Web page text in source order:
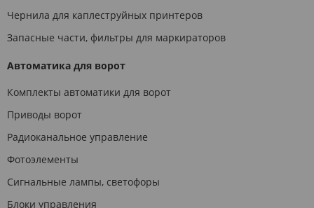
Чернила для каплеструйных принтеров
Запасные части, фильтры для маркираторов
Автоматика для ворот
Комплекты автоматики для ворот
Приводы ворот
Радиоканальное управление
Фотоэлементы
Сигнальные лампы, светофоры
Блоки управления